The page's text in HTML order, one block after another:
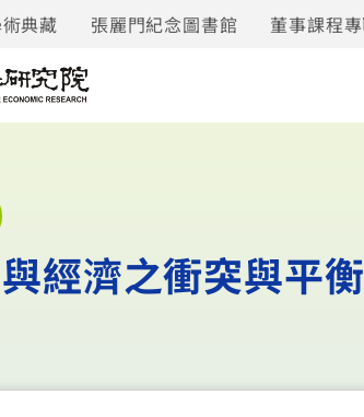
典藏 張麗門紀念圖書館 董事課程
經濟之衝突與平